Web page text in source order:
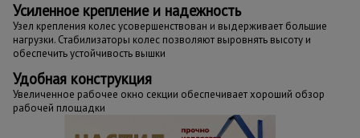
Усиленное крепление и надежность
Узел крепления колес усовершенствован и выдерживает большие
нагрузки. Стабилизаторы колес позволяют выровнять высоту и
обеспечить устойчивость вышки
Удобная конструкция
Увеличенное рабочее окно секции обеспечивает хороший обзор
рабочей площадки